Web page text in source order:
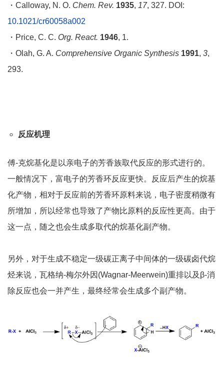
・Calloway, N. O. Chem. Rev. 1935, 17, 327. DOI:
10.1021/cr60058a002
・Price, C. C. Org. React. 1946, 1.
・Olah, G. A. Comprehensive Organic Synthesis 1991, 3,
293.
反应机理
傅-克烷基化是以亲电子的芳香族取代反应的形式进行的。
一般情况下，富电子的芳香环反应更快。反应后产生的烷基
化产物，相对于反应前的芳香环原料来说，电子密度稍微有
所增加，所以经常也导致了产物比原料的反应性更高。由于
这一点，随之也会生成多取代的烷基化副产物。
另外，对于生成不稳定一级碳正离子中间体的一级碳卤代烷
烃来说，瓦格纳-梅尔外因(Wagnar-Meerwein)重排以及β-消
除反应也会一并产生，最终经常会生成多个副产物。